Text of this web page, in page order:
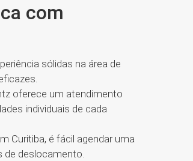
com
sólidas na área de
oferece um atendimento
individuais de cada
Curitiba, é fácil agendar uma
deslocamento.